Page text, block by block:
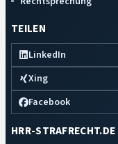
TEILEN
LinkedIn
Xing
Facebook
HRR-STRAFRECHT.DE